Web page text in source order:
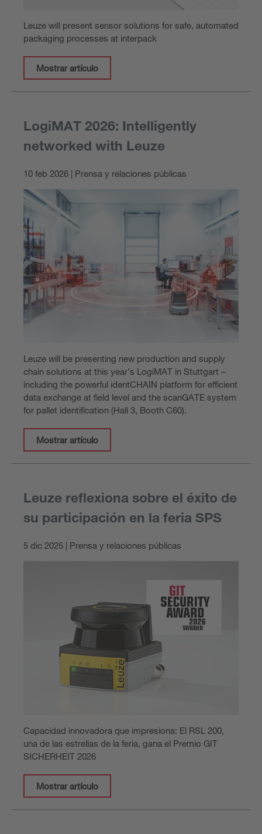
Leuze will present sensor solutions for safe, automated
packaging processes at interpack
Mostrar artículo
LogiMAT 2026: Intelligently
networked with Leuze
10 feb 2026 | Prensa y relaciones públicas
Leuze will be presenting new production and supply
chain solutions at this year’s LogiMAT in Stuttgart –
including the powerful identCHAIN platform for efficient
data exchange at field level and the scanGATE system
for pallet identification (Hall 3, Booth C60).
Mostrar artículo
Leuze reflexiona sobre el éxito de
su participación en la feria SPS
5 dic 2025 | Prensa y relaciones públicas
Capacidad innovadora que impresiona: El RSL 200,
una de las estrellas de la feria, gana el Premio GIT
SICHERHEIT 2026
Mostrar artículo